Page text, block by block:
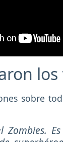
sobre
Zombies.